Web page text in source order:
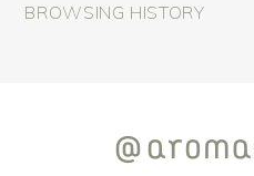
BROWSING HISTORY